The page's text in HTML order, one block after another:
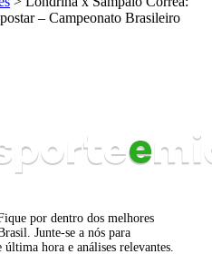
– Campeonato Brasileiro
por dentro dos melhores
Junte-se a nós para
hora e análises relevantes.